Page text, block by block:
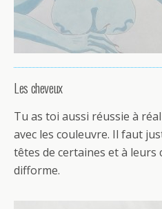
Les cheveux
Tu as toi aussi réussie à
avec les couleuvre. Il faut
têtes de certaines et à leurs
difforme.